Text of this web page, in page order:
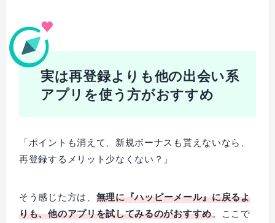
実は再登録よりも他の出会い系
アプリを使う方がおすすめ
「ポイントも消えて、新規ボーナスも貰えないなら、
再登録するメリット少なくない？」
そう感じた方は、 無理に『ハッピーメール』に戻るよ
りも、他のアプリを試してみるのがおすすめ。ここで